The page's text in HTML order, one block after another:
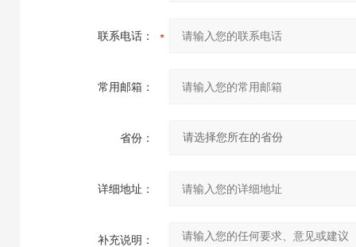
联系电话：
常用邮箱：
省份：
详细地址：
补充说明：